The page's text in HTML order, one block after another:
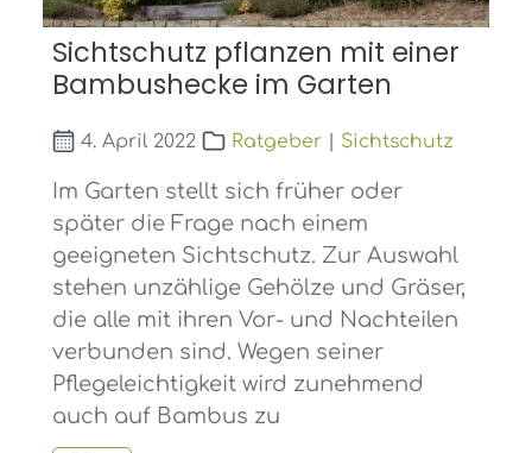
Sichtschutz pflanzen mit einer
Bambushecke im Garten
4. April 2022 Ratgeber| Sichtschutz
Im Garten stellt sich früher oder
später die Frage nach einem
geeigneten Sichtschutz. Zur Auswahl
stehen unzählige Gehölze und Gräser,
die alle mit ihren Vor- und Nachteilen
verbunden sind. Wegen seiner
Pflegeleichtigkeit wird zunehmend
auch auf Bambus zu